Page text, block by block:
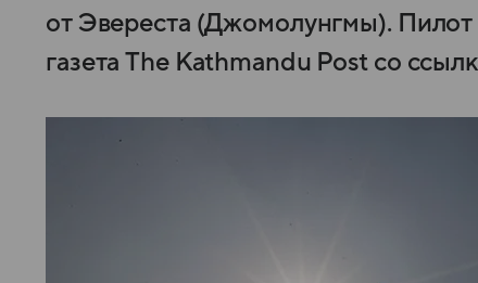
от Эвереста (Джомолунгмы). Пилот
газета The Kathmandu Post со